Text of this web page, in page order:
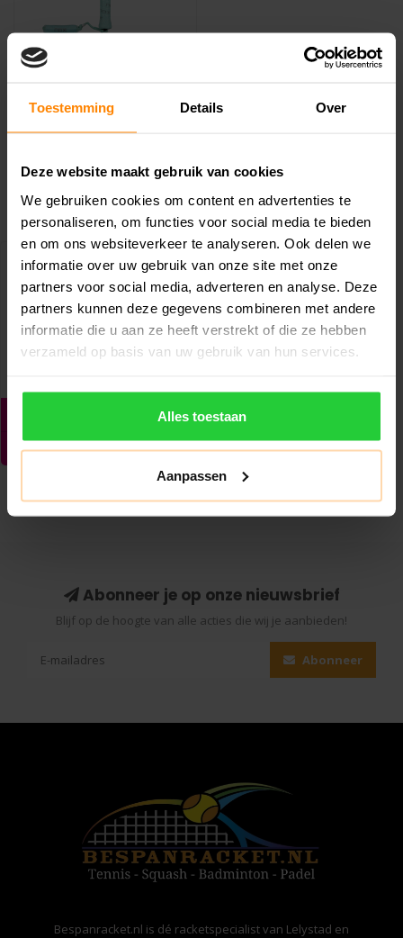
Toestemming Details Over
Deze website maakt gebruik van cookies
We gebruiken cookies om content en advertenties te
personaliseren, om functies voor social media te bieden
en om ons websiteverkeer te analyseren. Ook delen we
informatie over uw gebruik van onze site met onze
partners voor social media, adverteren en analyse. Deze
partners kunnen deze gegevens combineren met andere
informatie die u aan ze heeft verstrekt of die ze hebben
verzameld op basis van uw gebruik van hun services.
Alles toestaan
Aanpassen
Nox Ventus Hybrid 12K
ontwikkeld voor
padelspelers die ..
€299,99 €239,99
Abonneer je op onze nieuwsbrief
Blijf op de hoogte van alle acties die wij je aanbieden!
Abonneer
Bespanracket.nl is dé racketspecialist van Lelystad en